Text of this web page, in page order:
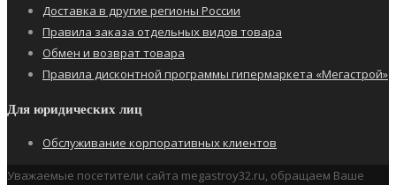
Доставка в другие регионы России
Правила заказа отдельных видов товара
Обмен и возврат товара
Правила дисконтной программы гипермаркета «Мегастрой»
Для юридических лиц
Обслуживание корпоративных клиентов
Уважаемые посетители сайта megastroy32.ru, обращаем Ваше